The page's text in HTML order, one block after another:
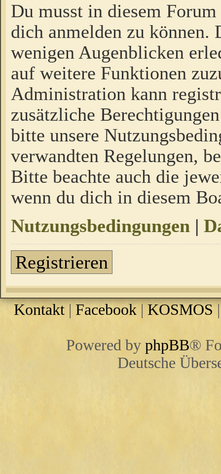
Du musst in diesem
dich anmelden zu
wenigen Augenblicken
auf weitere Funktionen
Administration kann
zusätzliche
bitte unsere
verwandten Regelungen,
Bitte beachte auch die
wenn du dich in diesem
Nutzungsbedingungen |
Registrieren
Kontakt | Facebook |KOSMOS
Powered by phpBB®
Deutsche